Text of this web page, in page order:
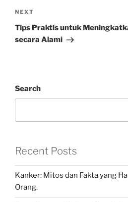
Next
Post
NEXT
Tips Praktis untuk
secara Alami
Search
Recent Posts
Kanker: Mitos dan Fakta yang
Orang.